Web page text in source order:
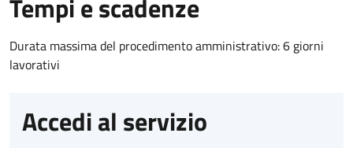
Durata massima del procedimento amministrativo: 6 giorni
lavorativi
Accedi al servizio